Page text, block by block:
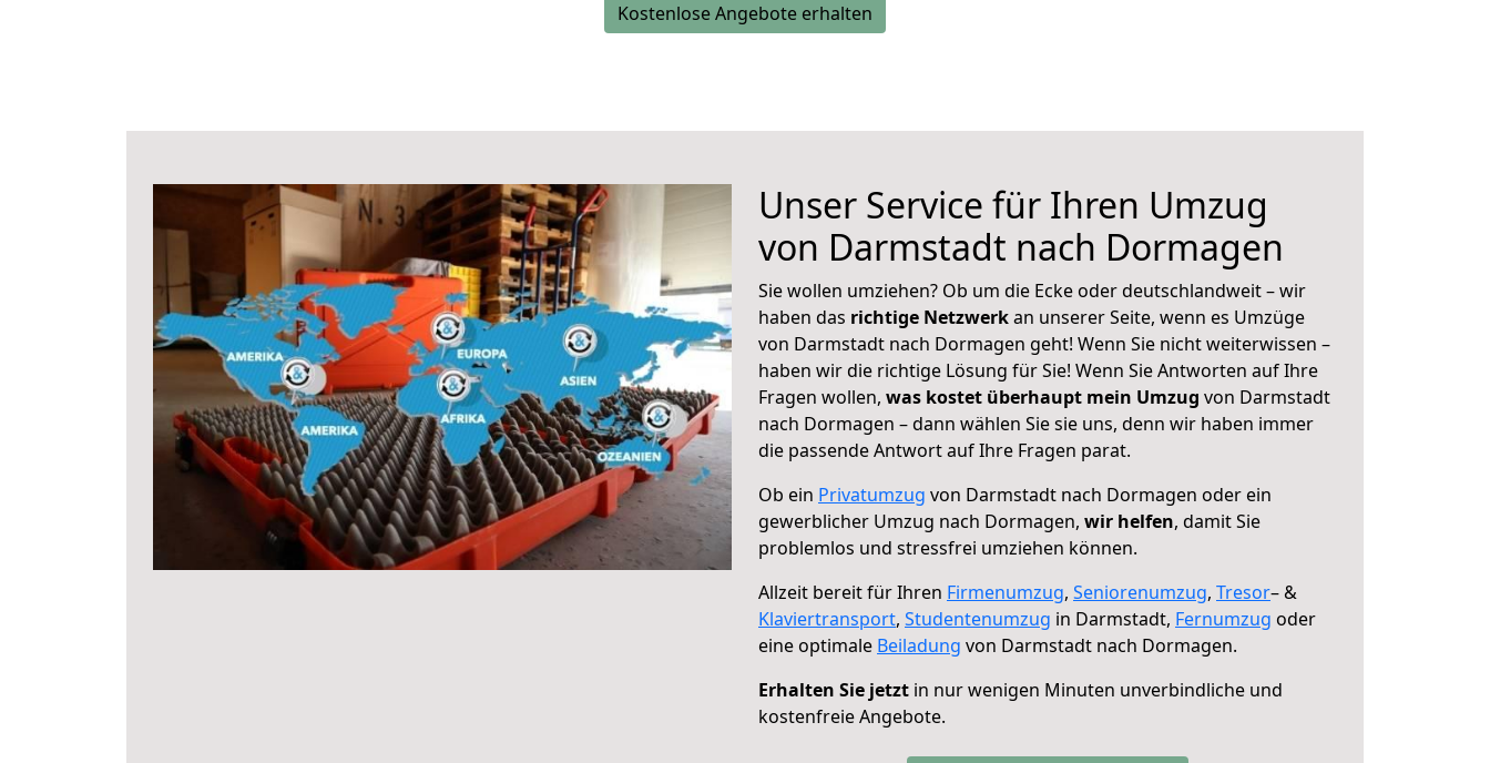
Kostenlose Angebote erhalten
Unser Service für Ihren Umzug
von Darmstadt nach Dormagen
Sie wollen umziehen? Ob um die Ecke oder deutschlandweit – wir
haben das richtige Netzwerkan unserer Seite, wenn es Umzüge
von Darmstadt nach Dormagen geht! Wenn Sie nicht weiterwissen –
haben wir die richtige Lösung für Sie! Wenn Sie Antworten auf Ihre
Fragen wollen, was kostet überhaupt mein Umzug von Darmstadt
nach Dormagen – dann wählen Sie sie uns, denn wir haben immer
die passende Antwort auf Ihre Fragen parat.
Ob ein Privatumzug von Darmstadt nach Dormagen oder ein
gewerblicher Umzug nach Dormagen, wir helfen, damit Sie
problemlos und stressfrei umziehen können.
Allzeit bereit für Ihren Firmenumzug, Seniorenumzug, Tresor– &
Klaviertransport, Studentenumzug in Darmstadt, Fernumzug oder
eine optimale Beiladung von Darmstadt nach Dormagen.
Erhalten Sie jetzt in nur wenigen Minuten unverbindliche und
kostenfreie Angebote.